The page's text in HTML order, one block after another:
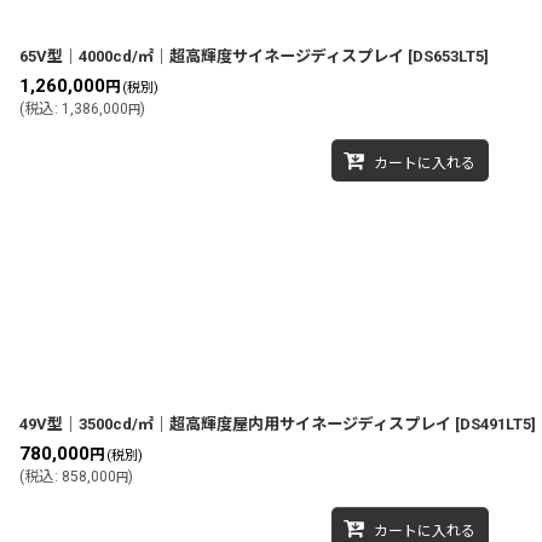
65V型｜4000cd/㎡｜超高輝度サイネージディスプレイ [DS653LT5]
1,260,000円 (税別)
(税込: 1,386,000円)
カートに入れる
49V型｜3500cd/㎡｜超高輝度屋内用サイネージディスプレイ [DS491LT5]
780,000円 (税別)
(税込: 858,000円)
カートに入れる